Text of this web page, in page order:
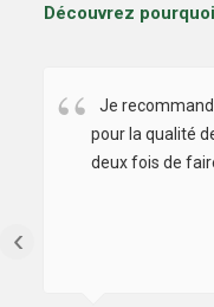
Découvrez
Je
pour la qualité
deux fois de
‹